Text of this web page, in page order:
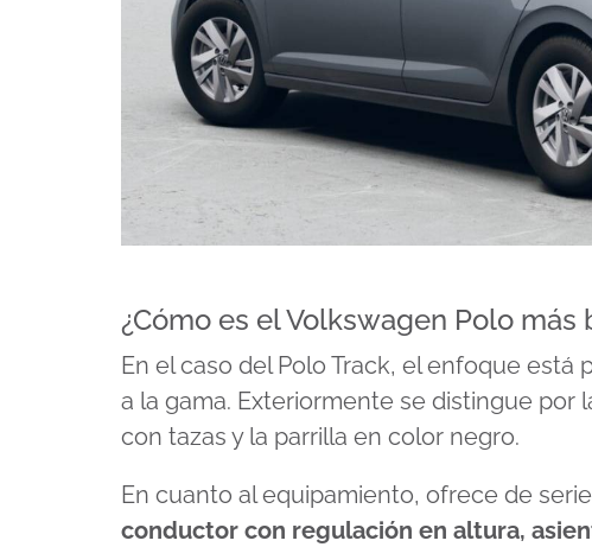
¿Cómo es el Volkswagen Polo más
En el caso del Polo Track, el enfoque
a la gama. Exteriormente se distingue por
con tazas y la parrilla en color negro.
En cuanto al equipamiento, ofrece de serie
conductor con regulación en altura,